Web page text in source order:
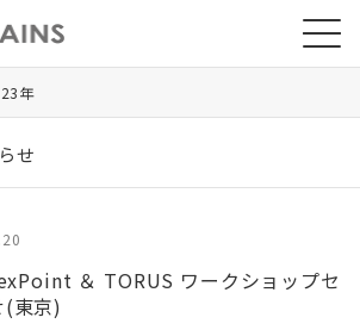
年
せ
＆ TORUS ワークショップセ
(東京)